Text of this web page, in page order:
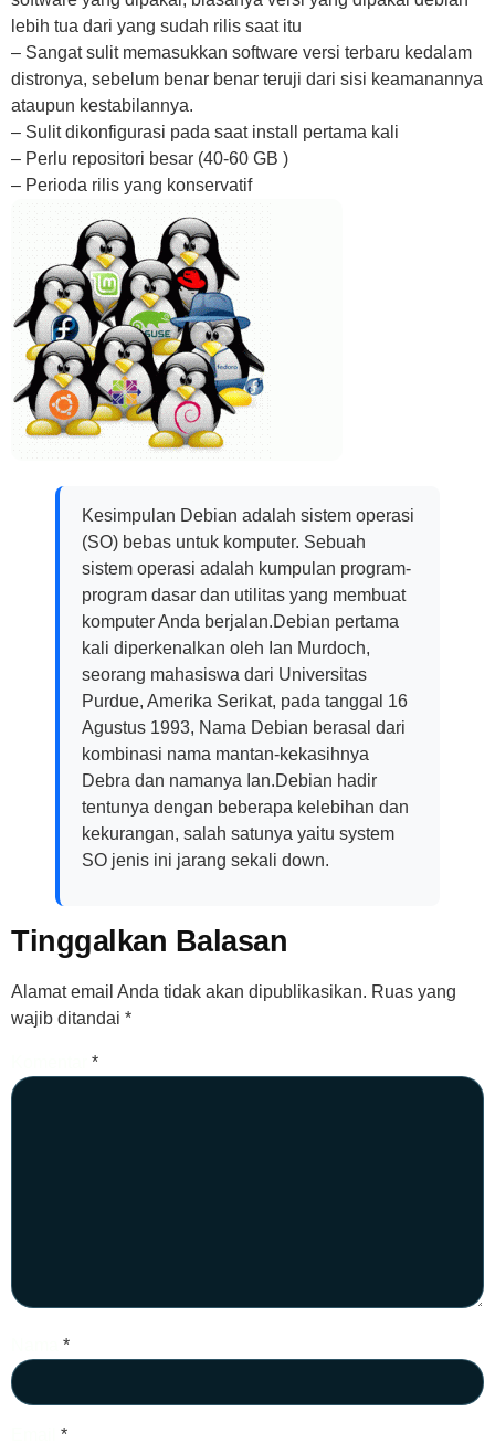
lebih tua dari yang sudah rilis saat itu
– Sangat sulit memasukkan software versi terbaru kedalam
distronya, sebelum benar benar teruji dari sisi keamanannya
ataupun kestabilannya.
– Sulit dikonfigurasi pada saat install pertama kali
– Perlu repositori besar (40-60 GB )
– Perioda rilis yang konservatif
Kesimpulan Debian adalah sistem operasi
(SO) bebas untuk komputer. Sebuah
sistem operasi adalah kumpulan program-
program dasar dan utilitas yang membuat
komputer Anda berjalan.Debian pertama
kali diperkenalkan oleh Ian Murdoch,
seorang mahasiswa dari Universitas
Purdue, Amerika Serikat, pada tanggal 16
Agustus 1993, Nama Debian berasal dari
kombinasi nama mantan-kekasihnya
Debra dan namanya Ian.Debian hadir
tentunya dengan beberapa kelebihan dan
kekurangan, salah satunya yaitu system
SO jenis ini jarang sekali down.
Tinggalkan Balasan
Alamat email Anda tidak akan dipublikasikan. Ruas yang
wajib ditandai *
*
*
*